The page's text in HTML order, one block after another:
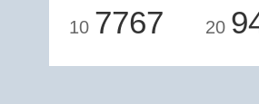
10 7767 20